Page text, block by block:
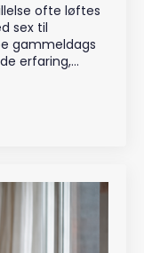
ofte løftes
sex til
gammeldags
erfaring,…